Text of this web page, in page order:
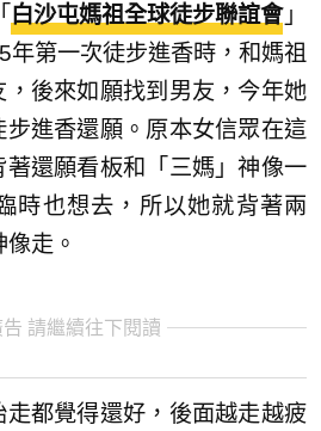
白沙屯媽祖全球徒步聯誼會」
年第一次徒步進香時，和媽祖
後來如願找到男友，今年她
進香還願。原本女信眾在這
還願看板和「三媽」神像一
時也想去，所以她就背著兩
走。
請繼續往下閱讀
都覺得還好，後面越走越疲